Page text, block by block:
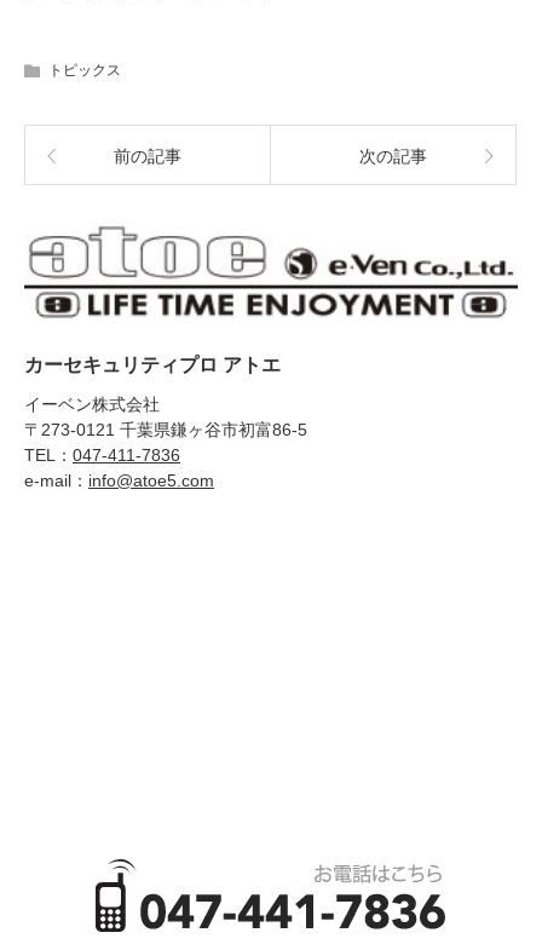
トピックス
前の記事 次の記事
カーセキュリティプロ アトエ
イーベン株式会社
〒273-0121 千葉県鎌ヶ谷市初富86-5
TEL： 047-411-7836
e-mail： info@atoe5.com